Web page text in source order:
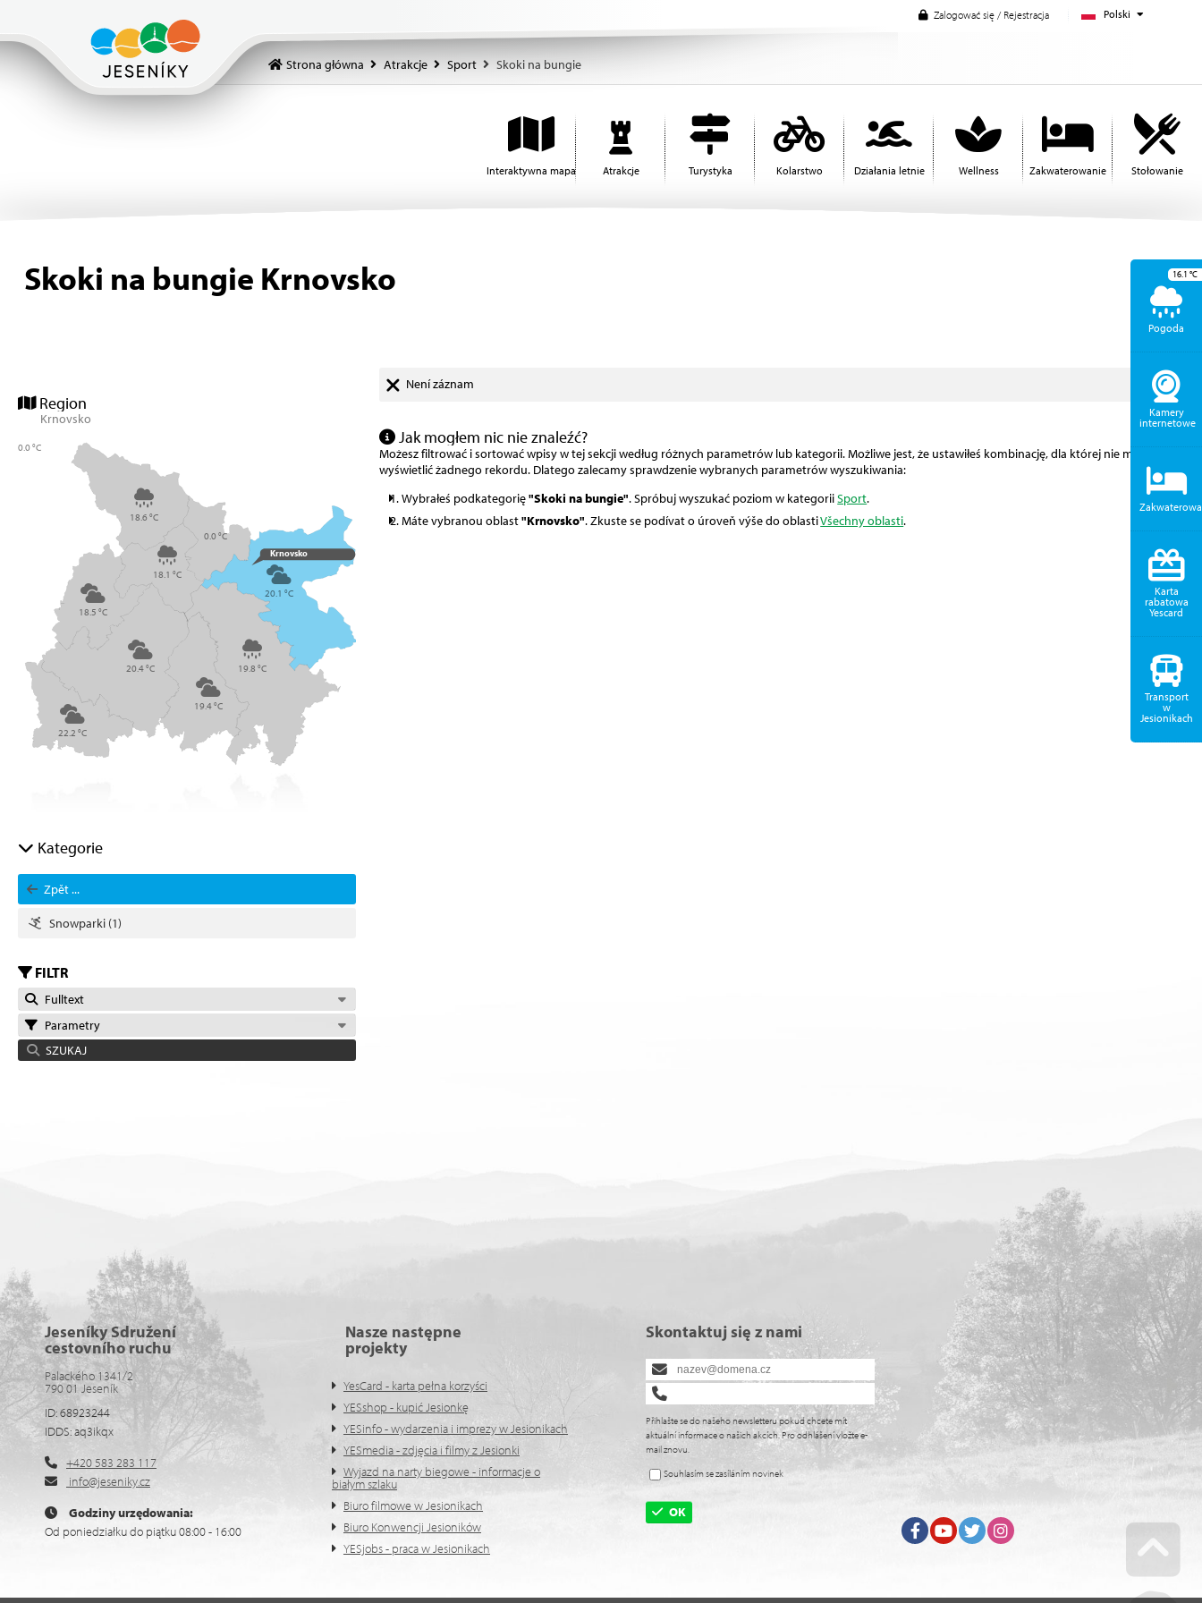
Polski
Zalogować się / Rejestracja
Strona główna Atrakcje Sport Skoki na bungie
Interaktywna mapa Atrakcje Turystyka Kolarstwo Działania letnie Wellness Zakwaterowanie Stołowanie
Skoki na bungie Krnovsko
Region
Krnovsko
18.1 °C
20.4 °C
18.6 °C
0.0 °C
22.2 °C
18.5 °C
19.8 °C
19.4 °C
20.1 °C
0.0 °C
Krnovsko
Kategorie
Zpět ...
Snowparki (1)
FILTR
Fulltext
Parametry
SZUKAJ
Není záznam
Jak mogłem nic nie znaleźć?
Możesz filtrować i sortować wpisy w tej sekcji według różnych parametrów lub kategorii. Możliwe jest, że ustawiłeś kombinację, dla której nie można
wyświetlić żadnego rekordu. Dlatego zalecamy sprawdzenie wybranych parametrów wyszukiwania:
Wybrałeś podkategorię"Skoki na bungie". Spróbuj wyszukać poziom w kategoriiSport.
Máte vybranou oblast"Krnovsko". Zkuste se podívat o úroveň výše do oblastiVšechny oblasti.
Jeseníky Sdružení
cestovního ruchu
Palackého 1341/2
790 01 Jeseník
ID: 68923244
IDDS: aq3ikqx
+420 583 283 117
info@jeseniky.cz
Godziny urzędowania:
Od poniedziałku do piątku 08:00 - 16:00
Nasze następne
projekty
YesCard - karta pełna korzyści
YESshop - kupić Jesionkę
YESinfo - wydarzenia i imprezy w Jesionikach
YESmedia - zdjęcia i filmy z Jesionki
Wyjazd na narty biegowe - informacje o
białym szlaku
Biuro filmowe w Jesionikach
Biuro Konwencji Jesioników
YESjobs - praca w Jesionikach
Skontaktuj się z nami
Přihlašte se do našeho newsletteru pokud chcete mít
aktuální informace o našich akcích. Pro odhlášení vložte e-
mail znovu.
Souhlasím se zasíláním novinek
OK
FacebookYoutubeTwitter
Pogoda
16.1 °C
Kamery
internetowe
Karta
rabatowa
Yescard
Transport
w
Jesionikach